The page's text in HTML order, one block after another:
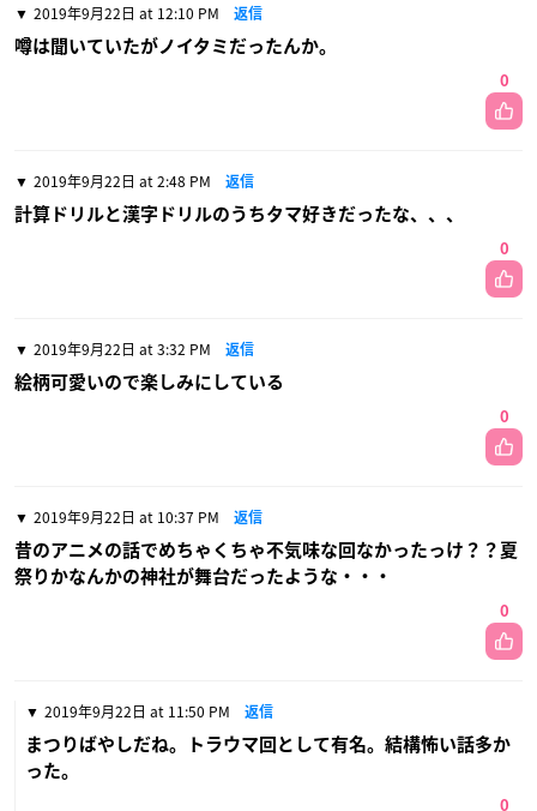
2019年9月22日 at 12:10 PM 返信
噂は聞いていたがノイタミだったんか。
0
2019年9月22日 at 2:48 PM 返信
計算ドリルと漢字ドリルのうちタマ好きだったな、、、
0
2019年9月22日 at 3:32 PM 返信
絵柄可愛いので楽しみにしている
0
2019年9月22日 at 10:37 PM 返信
昔のアニメの話でめちゃくちゃ不気味な回なかったっけ？？夏
祭りかなんかの神社が舞台だったような・・・
0
2019年9月22日 at 11:50 PM 返信
まつりばやしだね。トラウマ回として有名。結構怖い話多か
った。
0